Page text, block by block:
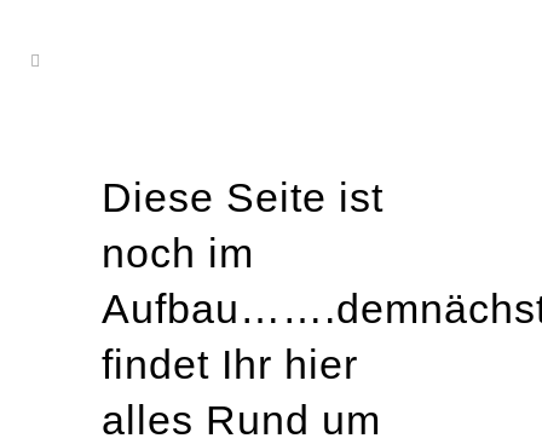
Diese Seite ist
noch im
findet Ihr hier
alles Rund um